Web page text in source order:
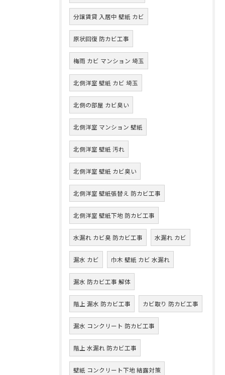
分譲賃貸 入居中 壁紙 カビ
原状回復 防カビ工事
梅雨 カビ マンション 埼玉
北側洋室 壁紙 カビ 埼玉
北側の部屋 カビ臭い
北側洋室 マンション 壁紙
北側洋室 壁紙 汚れ
北側洋室 壁紙 カビ臭い
北側洋室 壁紙張替え 防カビ工事
北側洋室 壁紙下地 防カビ工事
水漏れ カビ臭 防カビ工事 水漏れ カビ
漏水 カビ 巾木 壁紙 カビ 水漏れ
漏水 防カビ工事 解体
階上 漏水 防カビ工事 カビ取り 防カビ工事
漏水 コンクリート 防カビ工事
階上 水漏れ 防カビ工事
壁紙 コンクリート下地 結露対策